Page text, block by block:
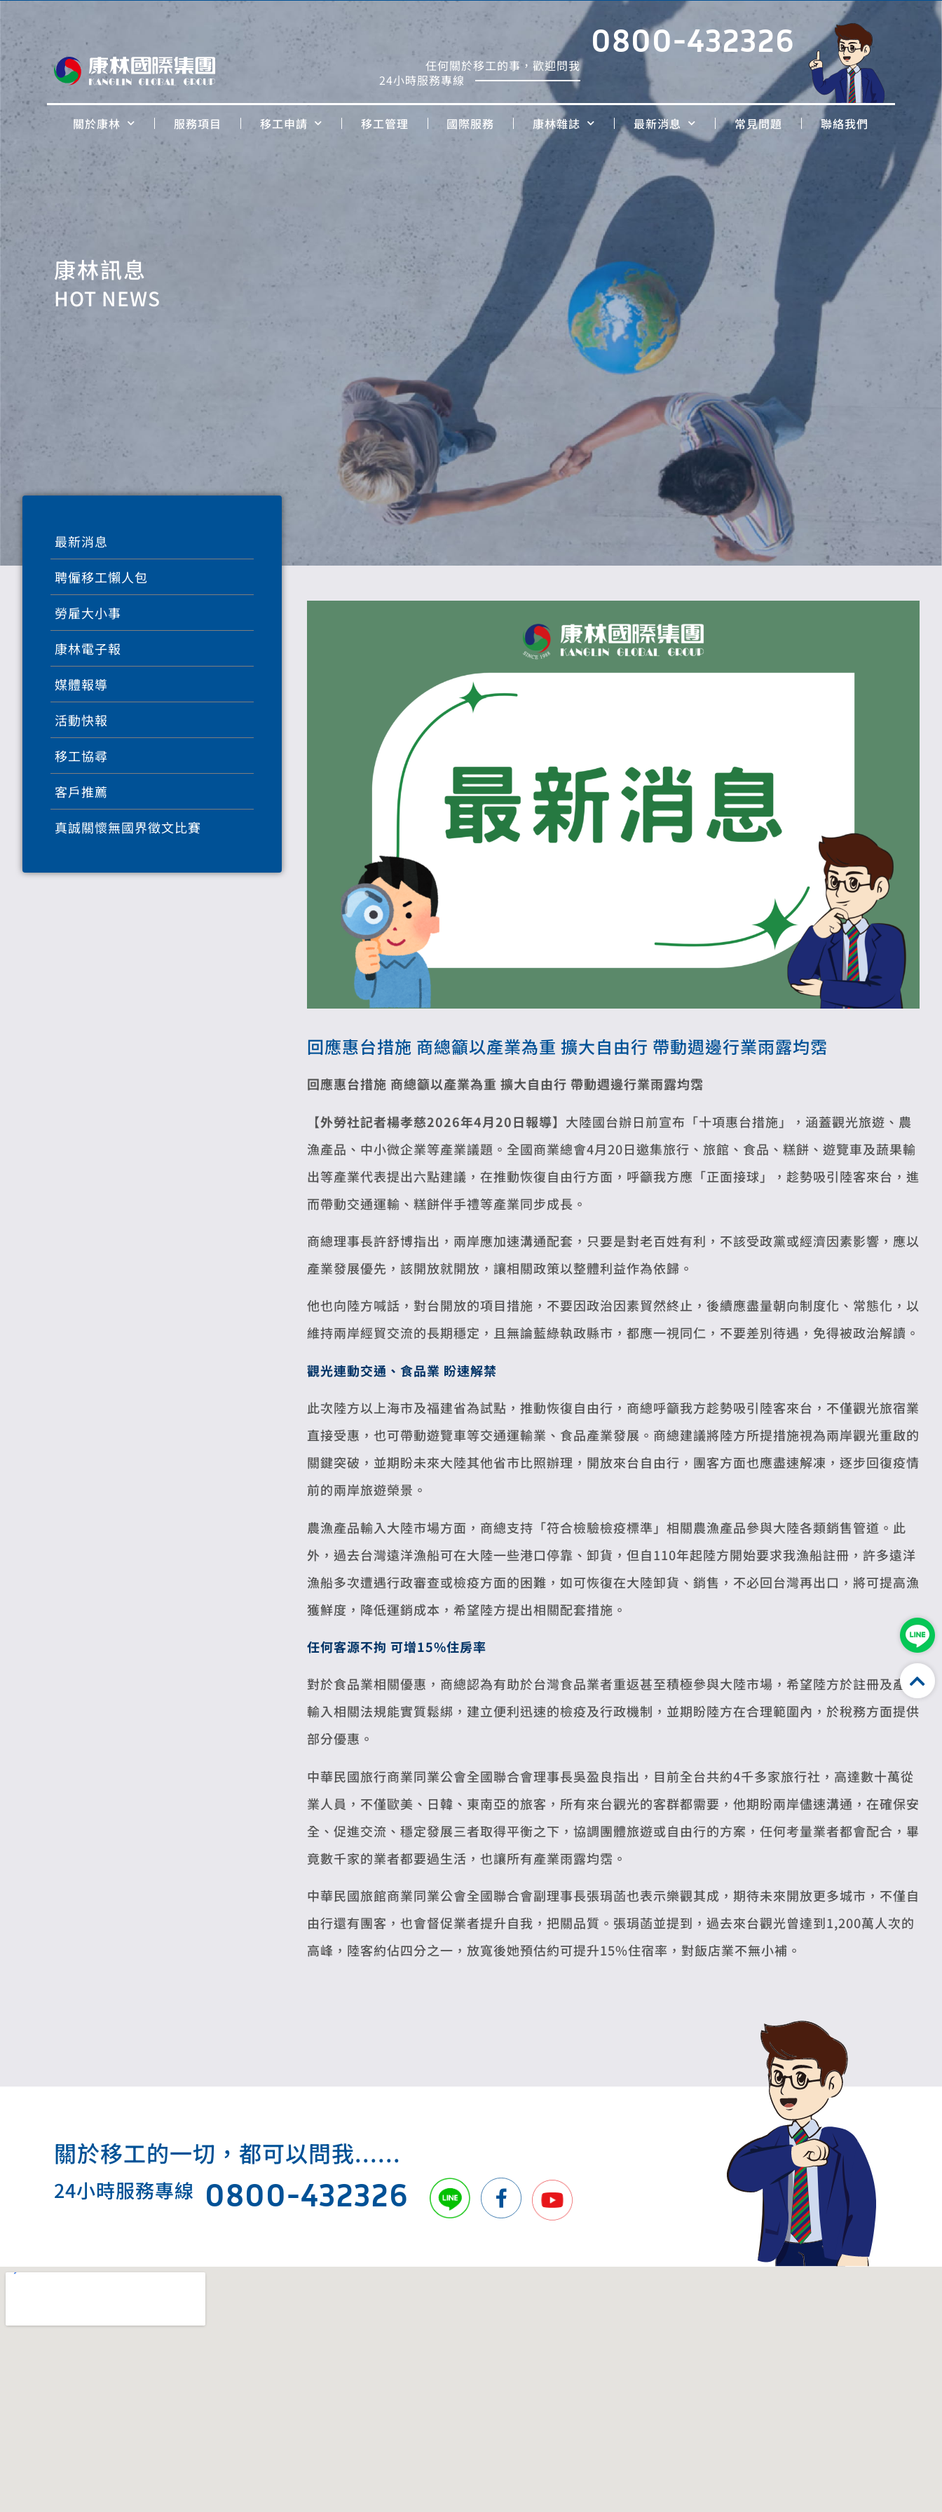
任何關於移工的事，歡迎問我
24小時服務專線
0800-432326
關於康林 服務項目 移工申請 移工管理 國際服務 康林雜誌 最新消息 常見問題 聯絡我們
康林訊息
HOT NEWS
最新消息
聘僱移工懶人包
勞雇大小事
康林電子報
媒體報導
活動快報
移工協尋
客戶推薦
真誠關懷無國界徵文比賽
回應惠台措施 商總籲以產業為重 擴大自由行 帶動週邊行業雨露均霑
回應惠台措施 商總籲以產業為重 擴大自由行 帶動週邊行業雨露均霑
【外勞社記者楊孝慈2026年4月20日報導】 大陸國台辦日前宣布「十項惠台措施」，涵蓋觀光旅遊、農
漁產品、中小微企業等產業議題。全國商業總會4月20日邀集旅行、旅館、食品、糕餅、遊覽車及蔬果輸
出等產業代表提出六點建議，在推動恢復自由行方面，呼籲我方應「正面接球」，趁勢吸引陸客來台，進
而帶動交通運輸、糕餅伴手禮等產業同步成長。
商總理事長許舒博指出，兩岸應加速溝通配套，只要是對老百姓有利，不該受政黨或經濟因素影響，應以
產業發展優先，該開放就開放，讓相關政策以整體利益作為依歸。
他也向陸方喊話，對台開放的項目措施，不要因政治因素貿然終止，後續應盡量朝向制度化、常態化，以
維持兩岸經貿交流的長期穩定，且無論藍綠執政縣市，都應一視同仁，不要差別待遇，免得被政治解讀。
觀光連動交通、食品業 盼速解禁
此次陸方以上海市及福建省為試點，推動恢復自由行，商總呼籲我方趁勢吸引陸客來台，不僅觀光旅宿業
直接受惠，也可帶動遊覽車等交通運輸業、食品產業發展。商總建議將陸方所提措施視為兩岸觀光重啟的
關鍵突破，並期盼未來大陸其他省市比照辦理，開放來台自由行，團客方面也應盡速解凍，逐步回復疫情
前的兩岸旅遊榮景。
農漁產品輸入大陸市場方面，商總支持「符合檢驗檢疫標準」相關農漁產品參與大陸各類銷售管道。此
外，過去台灣遠洋漁船可在大陸一些港口停靠、卸貨，但自110年起陸方開始要求我漁船註冊，許多遠洋
漁船多次遭遇行政審查或檢疫方面的困難，如可恢復在大陸卸貨、銷售，不必回台灣再出口，將可提高漁
獲鮮度，降低運銷成本，希望陸方提出相關配套措施。
任何客源不拘 可增15%住房率
對於食品業相關優惠，商總認為有助於台灣食品業者重返甚至積極參與大陸市場，希望陸方於註冊及產品
輸入相關法規能實質鬆綁，建立便利迅速的檢疫及行政機制，並期盼陸方在合理範圍內，於稅務方面提供
部分優惠。
中華民國旅行商業同業公會全國聯合會理事長吳盈良指出，目前全台共約4千多家旅行社，高達數十萬從
業人員，不僅歐美、日韓、東南亞的旅客，所有來台觀光的客群都需要，他期盼兩岸儘速溝通，在確保安
全、促進交流、穩定發展三者取得平衡之下，協調團體旅遊或自由行的方案，任何考量業者都會配合，畢
竟數千家的業者都要過生活，也讓所有產業雨露均霑。
中華民國旅館商業同業公會全國聯合會副理事長張琄菡也表示樂觀其成，期待未來開放更多城市，不僅自
由行還有團客，也會督促業者提升自我，把關品質。張琄菡並提到，過去來台觀光曾達到1,200萬人次的
高峰，陸客約佔四分之一，放寬後她預估約可提升15%住宿率，對飯店業不無小補。
關於移工的一切，都可以問我......
24小時服務專線 0800-432326